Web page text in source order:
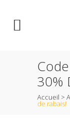
30%
Accueil >
de rabais!